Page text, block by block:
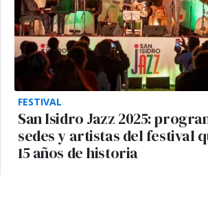
FESTIVAL
San Isidro Jazz 2025:
sedes y artistas del festival
15 años de historia